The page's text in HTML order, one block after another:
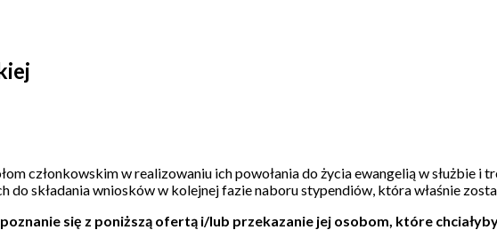
członkowskim w realizowaniu ich powołania do życia ewangelią w służbie i
składania wniosków w kolejnej fazie naboru stypendiów, która właśnie
się z poniższą ofertą i/lub przekazanie jej osobom, które